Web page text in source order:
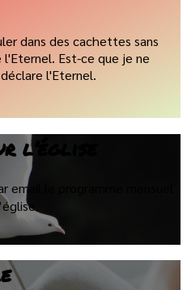
dans des cachettes sans
Est-ce que je ne
l'Eternel.
l’église
email le programme mensuel